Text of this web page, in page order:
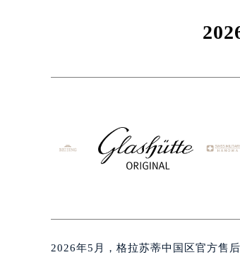
上海市徐汇区虹桥
扬州市邗江区国展
盐城市盐都区世纪大
泰州市海陵区永定东
绍兴市越城区胜利东
2026年5月，格拉苏蒂中国区官方售